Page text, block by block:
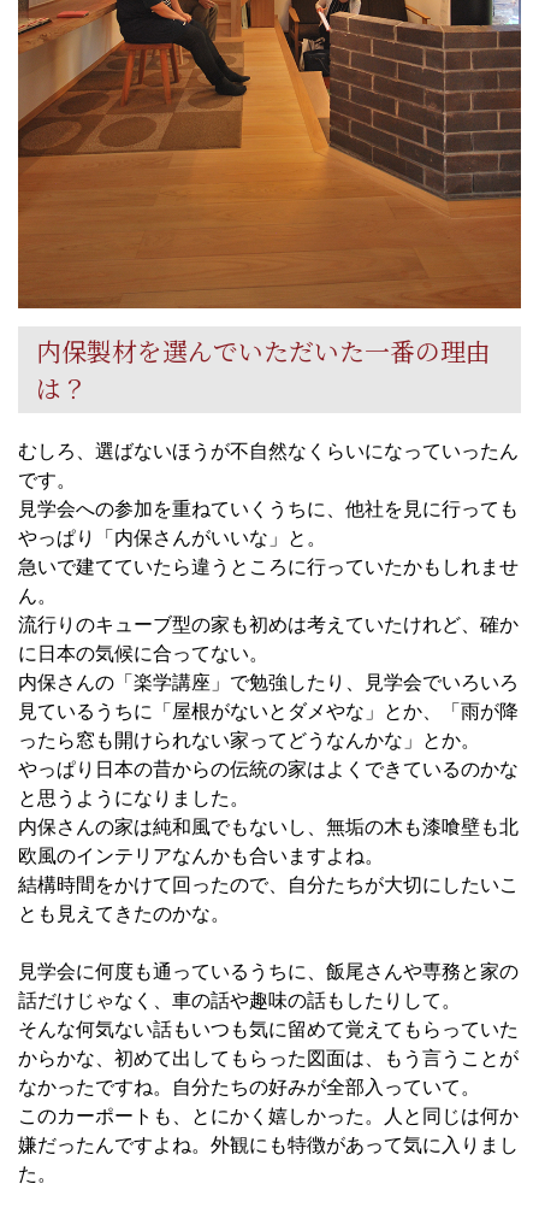
内保製材を選んでいただいた一番の理由
は？
むしろ、選ばないほうが不自然なくらいになっていったん
です。
見学会への参加を重ねていくうちに、他社を見に行っても
やっぱり「内保さんがいいな」と。
急いで建てていたら違うところに行っていたかもしれませ
ん。
流行りのキューブ型の家も初めは考えていたけれど、確か
に日本の気候に合ってない。
内保さんの「楽学講座」で勉強したり、見学会でいろいろ
見ているうちに「屋根がないとダメやな」とか、「雨が降
ったら窓も開けられない家ってどうなんかな」とか。
やっぱり日本の昔からの伝統の家はよくできているのかな
と思うようになりました。
内保さんの家は純和風でもないし、無垢の木も漆喰壁も北
欧風のインテリアなんかも合いますよね。
結構時間をかけて回ったので、自分たちが大切にしたいこ
とも見えてきたのかな。
見学会に何度も通っているうちに、飯尾さんや専務と家の
話だけじゃなく、車の話や趣味の話もしたりして。
そんな何気ない話もいつも気に留めて覚えてもらっていた
からかな、初めて出してもらった図面は、もう言うことが
なかったですね。自分たちの好みが全部入っていて。
このカーポートも、とにかく嬉しかった。人と同じは何か
嫌だったんですよね。外観にも特徴があって気に入りまし
た。